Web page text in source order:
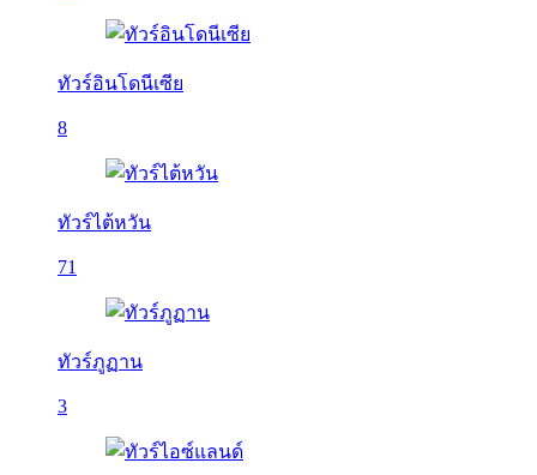
ทัวร์อินโดนีเซีย
8
ทัวร์ไต้หวัน
71
ทัวร์ภูฏาน
3